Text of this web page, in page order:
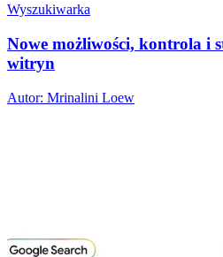
Wyszukiwarka
Nowe możliwości, kontrola i
witryn
Autor: Mrinalini Loew